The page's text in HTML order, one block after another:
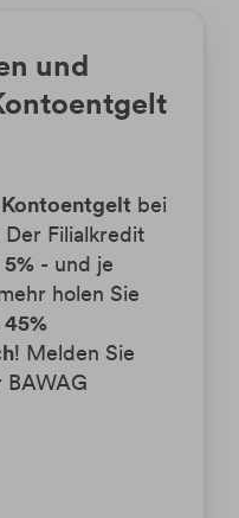
und
Kontoentgelt bei
Filialkredit
5% - und je
holen Sie
45%
! Melden Sie
BAWAG